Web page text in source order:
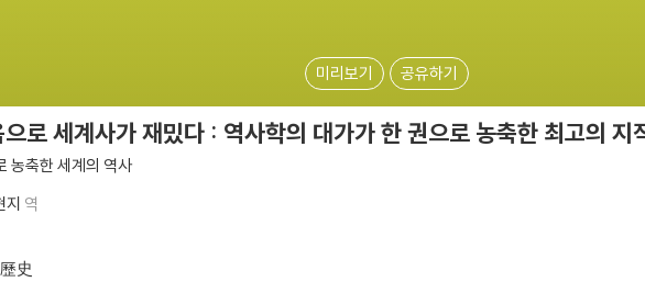
미리보기 공유하기
로 세계사가 재밌다 : 역사학의 대가가 한 권으로 농축한 최고의 지
농축한 세계의 역사
지 역
史